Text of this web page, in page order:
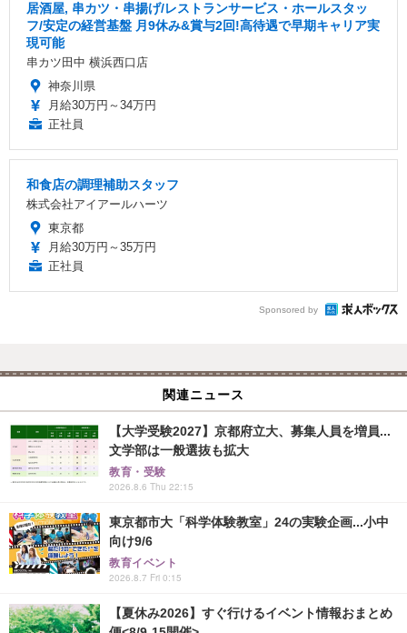
居酒屋, 串カツ・串揚げ/レストランサービス・ホールスタッ
フ/安定の経営基盤 月9休み&賞与2回!高待遇で早期キャリア実
現可能
串カツ田中 横浜西口店
神奈川県
月給30万円～34万円
正社員
和食店の調理補助スタッフ
株式会社アイアールハーツ
東京都
月給30万円～35万円
正社員
Sponsored by
関連ニュース
【大学受験2027】京都府立大、募集人員を増員...
文学部は一般選抜も拡大
教育・受験
2026.8.6 Thu 22:15
東京都市大「科学体験教室」24の実験企画...小中
向け9/6
教育イベント
2026.8.7 Fri 0:15
【夏休み2026】すぐ行けるイベント情報おまとめ